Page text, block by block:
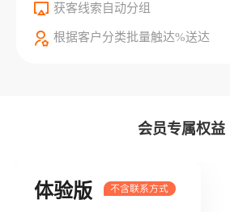
获客线索自动分组
根据客户分类批量触达%送达
会员专属权益
体验版